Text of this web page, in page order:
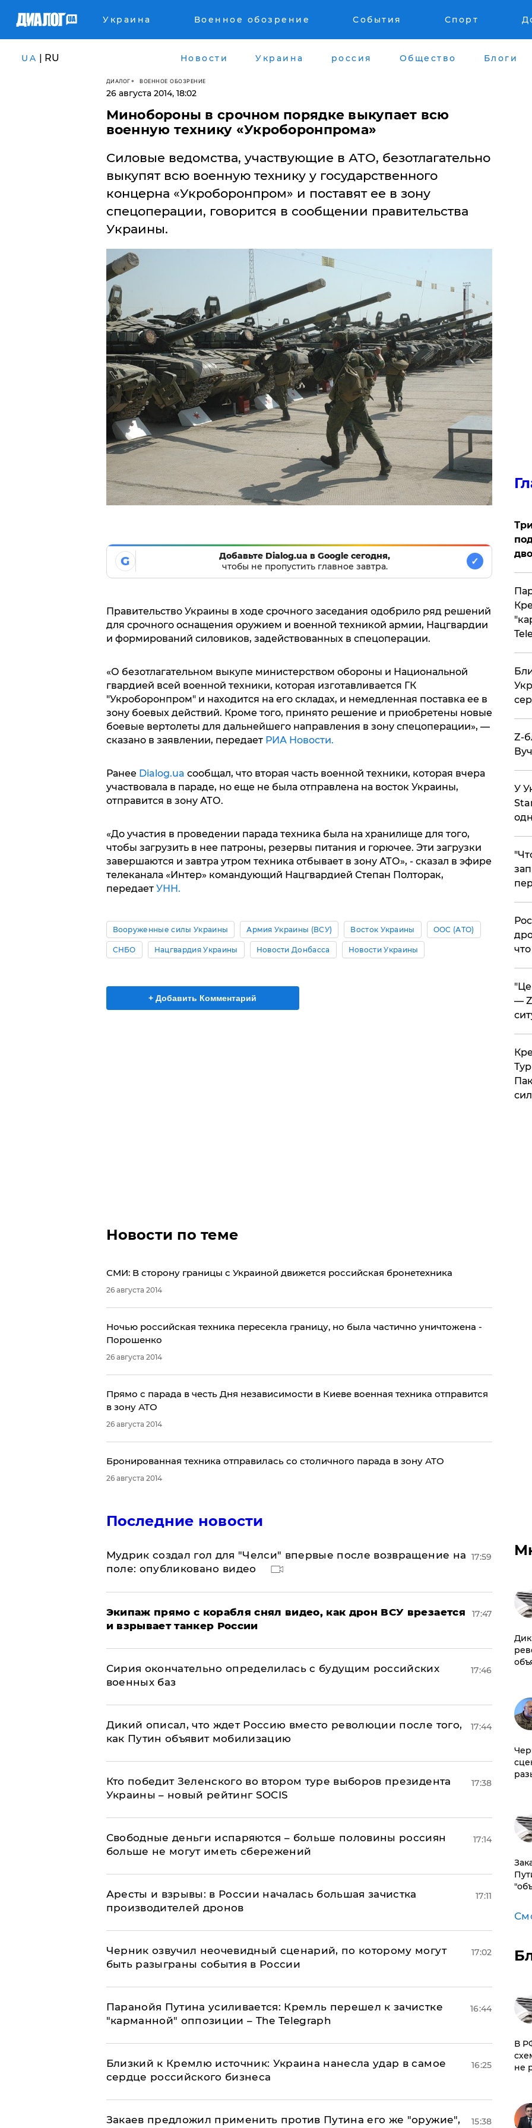
Украина Военное обозрение События Спорт
UA | RU Новости Украина россия Общество Блоги
ДИАЛОГ ВОЕННОЕ ОБОЗРЕНИЕ
26 августа 2014, 18:02
Минобороны в срочном порядке выкупает всю
военную технику «Укроборонпрома»
Силовые ведомства, участвующие в АТО, безотлагательно
выкупят всю военную технику у государственного
концерна «Укроборонпром» и поставят ее в зону
спецоперации, говорится в сообщении правительства
Украины.
G
Добавьте Dialog.ua в Google сегодня,
чтобы не пропустить главное завтра.
✓
Правительство Украины в ходе срочного заседания одобрило ряд решений
для срочного оснащения оружием и военной техникой армии, Нацгвардии
и формирований силовиков, задействованных в спецоперации.
«О безотлагательном выкупе министерством обороны и Национальной
гвардией всей военной техники, которая изготавливается ГК
"Укроборонпром" и находится на его складах, и немедленная поставка ее в
зону боевых действий. Кроме того, принято решение и приобретены новые
боевые вертолеты для дальнейшего направления в зону спецоперации», —
сказано в заявлении, передаетРИА Новости.
РанееDialog.ua сообщал, что вторая часть военной техники, которая вчера
участвовала в параде, но еще не была отправлена на восток Украины,
отправится в зону АТО.
«До участия в проведении парада техника была на хранилище для того,
чтобы загрузить в нее патроны, резервы питания и горючее. Эти загрузки
завершаются и завтра утром техника отбывает в зону АТО», - сказал в эфире
телеканала «Интер» командующий Нацгвардией Степан Полторак,
передает УНН.
Вооруженные силы Украины Армия Украины (ВСУ) Восток Украины ООС (АТО)
СНБО Нацгвардия Украины Новости Донбасса Новости Украины
+ Добавить Комментарий
Новости по теме
СМИ: В сторону границы с Украиной движется российская бронетехника
26 августа 2014
Ночью российская техника пересекла границу, но была частично уничтожена -
Порошенко
26 августа 2014
Прямо с парада в честь Дня независимости в Киеве военная техника отправится
в зону АТО
26 августа 2014
Бронированная техника отправилась со столичного парада в зону АТО
26 августа 2014
Последние новости
Мудрик создал гол для "Челси" впервые после возвращение на
поле: опубликовано видео
17:59
Экипаж прямо с корабля снял видео, как дрон ВСУ врезается
и взрывает танкер России
17:47
Сирия окончательно определилась с будущим российских
военных баз
17:46
Дикий описал, что ждет Россию вместо революции после того,
как Путин объявит мобилизацию
17:44
Кто победит Зеленского во втором туре выборов президента
Украины – новый рейтинг SOCIS
17:38
Свободные деньги испаряются – больше половины россиян
больше не могут иметь сбережений
17:14
Аресты и взрывы: в России началась большая зачистка
производителей дронов
17:11
Черник озвучил неочевидный сценарий, по которому могут
быть разыграны события в России
17:02
Паранойя Путина усиливается: Кремль перешел к зачистке
"карманной" оппозиции – The Telegraph
16:44
Близкий к Кремлю источник: Украина нанесла удар в самое
сердце российского бизнеса
16:25
Закаев предложил применить против Путина его же "оружие",
15:38
Z-
У
—
​В
не